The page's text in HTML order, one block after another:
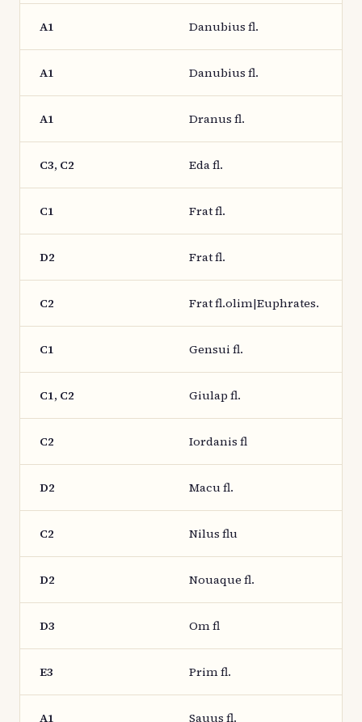
A1 Danubius fl.
A1 Danubius fl.
A1 Dranus fl.
C3, C2 Eda fl.
C1 Frat fl.
D2 Frat fl.
C2 Frat fl.olim|Euphrates.
C1 Gensui fl.
C1, C2 Giulap fl.
C2 Iordanis fl
D2 Macu fl.
C2 Nilus flu
D2 Nouaque fl.
D3 Om fl
E3 Prim fl.
A1 Sauus fl.